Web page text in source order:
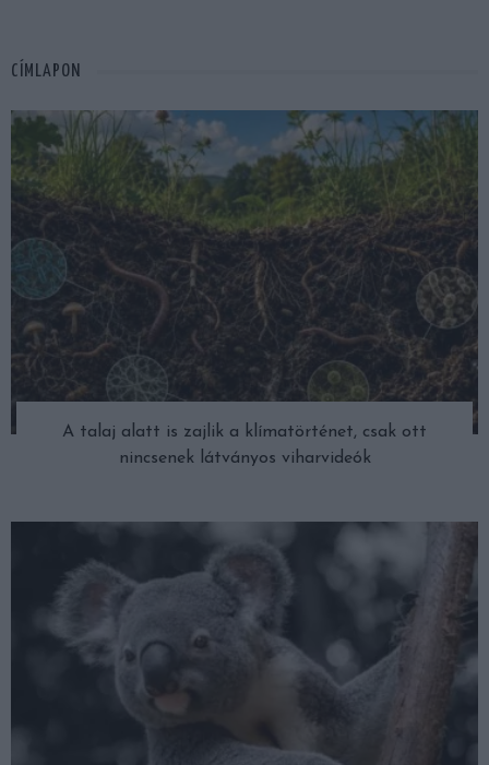
CÍMLAPON
A talaj alatt is zajlik a klímatörténet, csak ott
nincsenek látványos viharvideók